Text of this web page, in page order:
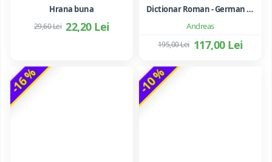
Hrana buna
22,20 Lei
29,60 Lei Andreas
Dictionar Roman - German - Mihai Anutei
117,00 Lei
195,00 Lei
-16 % -10 %